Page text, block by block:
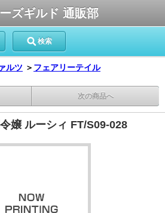
ズギルド 通販部
検索
ルツ ＞ フェアリーテイル
次の商品へ
嬢 ルーシィ FT/S09-028